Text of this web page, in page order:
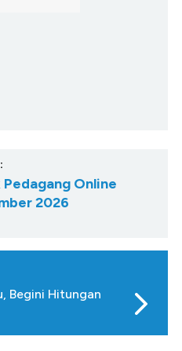
Online
2026
Begini Hitungan